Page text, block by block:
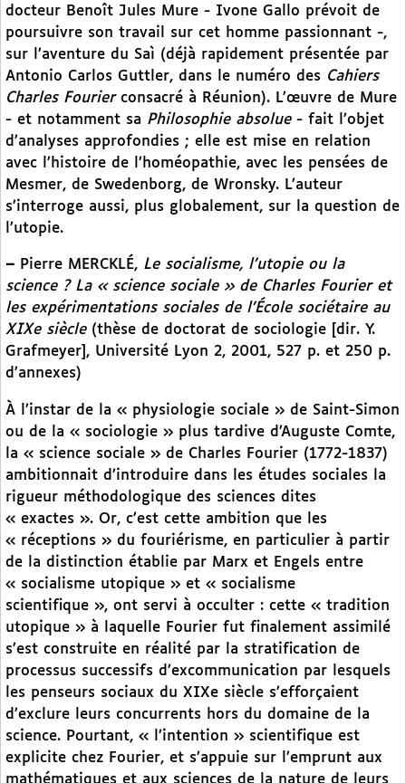
docteur Benoît Jules Mure - Ivone Gallo prévoit de
poursuivre son travail sur cet homme passionnant -,
sur l’aventure du Saì (déjà rapidement présentée par
Antonio Carlos Guttler, dans le numéro des Cahiers
Charles Fourierconsacré à Réunion). L’œuvre de Mure
- et notamment sa Philosophie absolue- fait l’objet
d’analyses approfondies ; elle est mise en relation
avec l’histoire de l’homéopathie, avec les pensées de
Mesmer, de Swedenborg, de Wronsky. L’auteur
s’interroge aussi, plus globalement, sur la question de
l’utopie.
– Pierre MERCKLÉ, Le socialisme, l’utopie ou la
science ? La « science sociale » de Charles Fourier et
les expérimentations sociales de l’École sociétaire au
XIXe siècle(thèse de doctorat de sociologie [dir. Y.
Grafmeyer], Université Lyon 2, 2001, 527 p. et 250 p.
d’annexes)
À l’instar de la « physiologie sociale » de Saint-Simon
ou de la « sociologie » plus tardive d’Auguste Comte,
la « science sociale » de Charles Fourier (1772-1837)
ambitionnait d’introduire dans les études sociales la
rigueur méthodologique des sciences dites
« exactes ». Or, c’est cette ambition que les
« réceptions » du fouriérisme, en particulier à partir
de la distinction établie par Marx et Engels entre
« socialisme utopique » et « socialisme
scientifique », ont servi à occulter : cette « tradition
utopique » à laquelle Fourier fut finalement assimilé
s’est construite en réalité par la stratification de
processus successifs d’excommunication par lesquels
les penseurs sociaux du XIXe siècle s’efforçaient
d’exclure leurs concurrents hors du domaine de la
science. Pourtant, « l’intention » scientifique est
explicite chez Fourier, et s’appuie sur l’emprunt aux
mathématiques et aux sciences de la nature de leurs